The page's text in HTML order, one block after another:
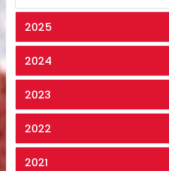
2025
2024
2023
2022
2021